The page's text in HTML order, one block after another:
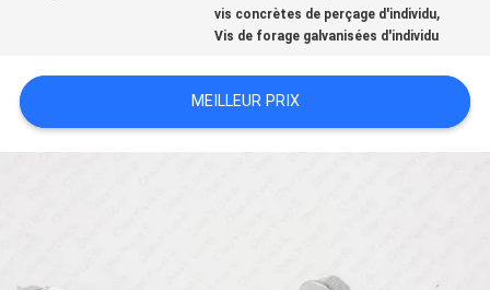
PLAN
DU
vis concrètes de perçage d'individu,
Vis de forage galvanisées d'individu
MEILLEUR PRIX